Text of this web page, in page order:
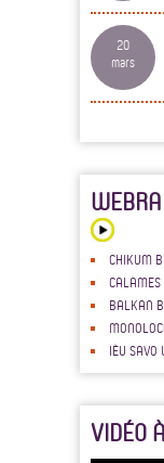
20
mars
CHIKUM
CALAMES
BALKAN
IÈU SAVO
VIDÉO